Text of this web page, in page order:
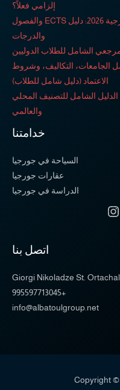
إلزامي فعلاً؟
النظام الأكاديمي في الجامعات الجورجية 2026: دليل ECTS والفصول
والدرجات
في جورجيا 2026: أفضل الجامعات، التكاليف، وشروط
الاعتماد (دليل شامل للطلاب)
الجامعات الجورجية 2026: الدليل الشامل للتصنيف المحلي
والعالمي
خدامتنا
السياحة في جورجيا
عقارات جورجيا
الدراسة في جورجيا
اتصل بنا
+995597713045
info@albatoulgroup.net
Copyright ©